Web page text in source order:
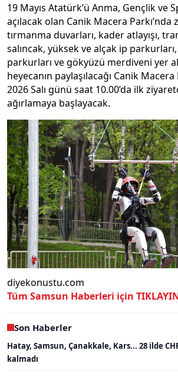
19 Mayıs Atatürk’ü Anma, Gençlik ve
açılacak olan Canik Macera Parkı’nda
tırmanma duvarları, kader atlayışı,
salıncak, yüksek ve alçak ip
parkurları ve gökyüzü merdiveni yer
heyecanın paylaşılacağı Canik Macera
2026 Salı günü saat 10.00’da ilk
ağırlamaya başlayacak.
diyekonustu.com
Tüm Samsun Haberleri için
Son Haberler
Hatay, Samsun, Çanakkale, Kars... 28 ilde
kalmadı